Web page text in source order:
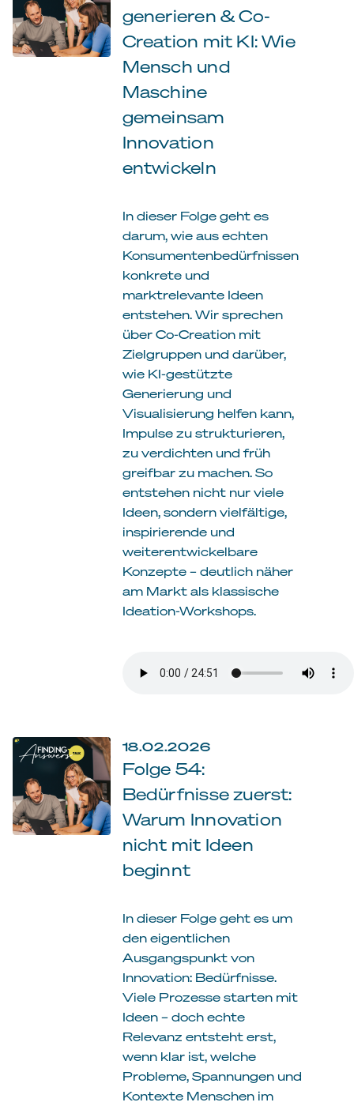
generieren & Co-
Creation mit KI: Wie
Mensch und
Maschine
gemeinsam
Innovation
entwickeln
In dieser Folge geht es
darum, wie aus echten
Konsumentenbedürfnissen
konkrete und
marktrelevante Ideen
entstehen. Wir sprechen
über Co-Creation mit
Zielgruppen und darüber,
wie KI-gestützte
Generierung und
Visualisierung helfen kann,
Impulse zu strukturieren,
zu verdichten und früh
greifbar zu machen. So
entstehen nicht nur viele
Ideen, sondern vielfältige,
inspirierende und
weiterentwickelbare
Konzepte – deutlich näher
am Markt als klassische
Ideation-Workshops.
18.02.2026
Folge 54:
Bedürfnisse zuerst:
Warum Innovation
nicht mit Ideen
beginnt
In dieser Folge geht es um
den eigentlichen
Ausgangspunkt von
Innovation: Bedürfnisse.
Viele Prozesse starten mit
Ideen – doch echte
Relevanz entsteht erst,
wenn klar ist, welche
Probleme, Spannungen und
Kontexte Menschen im